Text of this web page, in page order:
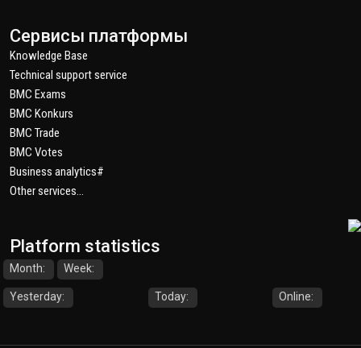
Сервисы платформы
Knowledge Base
Technical support service
BMC Exams
BMC Konkurs
BMC Trade
BMC Votes
Business analytics#
Other services...
Platform statistics
Month: Week:
Yesterday: Today: Online: